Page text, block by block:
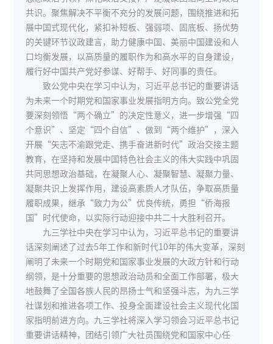
共识。聚焦解决不平衡不充分的发展问题，围绕推进和拓
展中国式现代化，紧扣补短板、强弱项、固底板、扬优势
的关键环节议政建言，助力健康中国、美丽中国建设和人
口均衡发展，以高质量的履职作为和高水平的自身建设，
履行好中国共产党好参谋、好帮手、好同事的责任。
致公党中央在学习中认为，习近平总书记的重要讲话
为未来一个时期党和国家事业发展指明方向。致公党全党
要深刻领悟“两个确立”的决定性意义，进一步增强“四
个意识”、坚定“四个自信”、做到“两个维护”，深入
开展“矢志不渝跟党走、携手奋进新时代”政治交接主题
教育，在坚持和发展中国特色社会主义的伟大实践中巩固
共同思想政治基础，在凝聚人心、凝聚智慧、凝聚力量、
凝聚共识上发挥作用，建设高素质人才队伍，争取高质量
履职成果，继承“致力为公”优良传统，勇担“侨海报
国”时代使命，以实际行动迎接中共二十大胜利召开。
九三学社中央在学习中认为，习近平总书记的重要讲
话深刻阐述了过去5年工作和新时代10年的伟大变革，深刻
阐明了未来一个时期党和国家事业发展的大政方针和行动
纲领，是十分重要的思想政治动员和全面工作部署，极大
地鼓舞了全国各族人民的昂扬士气和坚强斗志，为九三学
社谋划和推进各项工作、投身全面建设社会主义现代化国
家指明前进方向。九三学社将深入学习领会习近平总书记
重要讲话精神，团结引领广大社员围绕党和国家中心任